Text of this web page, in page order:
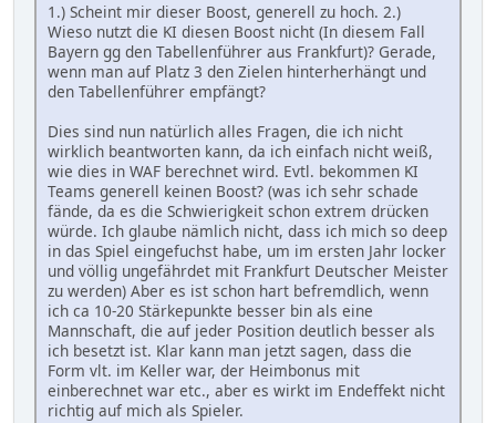
1.) Scheint mir dieser Boost, generell zu hoch. 2.)
Wieso nutzt die KI diesen Boost nicht (In diesem Fall
Bayern gg den Tabellenführer aus Frankfurt)? Gerade,
wenn man auf Platz 3 den Zielen hinterherhängt und
den Tabellenführer empfängt?
Dies sind nun natürlich alles Fragen, die ich nicht
wirklich beantworten kann, da ich einfach nicht weiß,
wie dies in WAF berechnet wird. Evtl. bekommen KI
Teams generell keinen Boost? (was ich sehr schade
fände, da es die Schwierigkeit schon extrem drücken
würde. Ich glaube nämlich nicht, dass ich mich so deep
in das Spiel eingefuchst habe, um im ersten Jahr locker
und völlig ungefährdet mit Frankfurt Deutscher Meister
zu werden) Aber es ist schon hart befremdlich, wenn
ich ca 10-20 Stärkepunkte besser bin als eine
Mannschaft, die auf jeder Position deutlich besser als
ich besetzt ist. Klar kann man jetzt sagen, dass die
Form vlt. im Keller war, der Heimbonus mit
einberechnet war etc., aber es wirkt im Endeffekt nicht
richtig auf mich als Spieler.